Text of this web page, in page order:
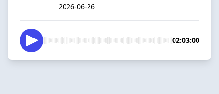
2026-06-26
02:03:00